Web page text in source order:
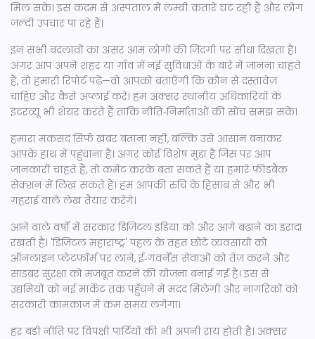
मिल सके। इस कदम से अस्पताल में लम्बी कतारें घट रही हैं और लोग
जल्दी उपचार पा रहे हैं।
इन सभी बदलावों का असर आम लोगों की ज़िंदगी पर सीधा दिखता है।
अगर आप अपने शहर या गाँव में नई सुविधाओं के बारे में जानना चाहते
हैं, तो हमारी रिपोर्ट पढ़ें—वो आपको बताएँगी कि कौन से दस्तावेज़
चाहिए और कैसे अप्लाई करें। हम अक्सर स्थानीय अधिकारियों के
इंटरव्यू भी शेयर करते हैं ताकि नीति‑निर्माताओं की सोच समझ सकें।
हमारा मकसद सिर्फ खबर बताना नहीं, बल्कि उसे आसान बनाकर
आपके हाथ में पहुंचाना है। अगर कोई विशेष मुद्दा है जिस पर आप
जानकारी चाहते हैं, तो कमेंट करके बता सकते हैं या हमारे फ़ीडबैक
सेक्शन में लिख सकते हैं। हम आपकी रुचि के हिसाब से और भी
गहराई वाले लेख तैयार करेंगे।
आने वाले वर्षों में सरकार डिजिटल इंडिया को और आगे बढ़ाने का इरादा
रखती है। 'डिजिटल महाराष्ट्र' पहल के तहत छोटे व्यवसायों को
ऑनलाइन प्लेटफ़ॉर्म पर लाने, ई‑गवर्नेंस सेवाओं को तेज़ करने और
साइबर सुरक्षा को मजबूत करने की योजना बनाई गई है। इस से
उद्यमियों को नई मार्केट तक पहुँचने में मदद मिलेगी और नागरिकों को
सरकारी कामकाज में कम समय लगेगा।
हर बड़ी नीति पर विपक्षी पार्टियों की भी अपनी राय होती है। अक्सर